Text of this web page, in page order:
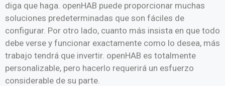
diga que haga. openHAB puede proporcionar muchas
soluciones predeterminadas que son fáciles de
configurar. Por otro lado, cuanto más insista en que todo
debe verse y funcionar exactamente como lo desea, más
trabajo tendrá que invertir. openHAB es totalmente
personalizable, pero hacerlo requerirá un esfuerzo
considerable de su parte.